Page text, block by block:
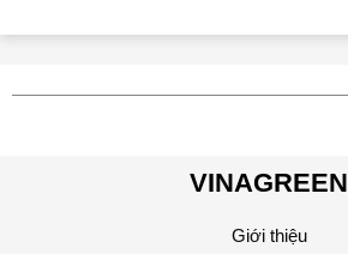
VINAGREEN
Giới thiệu